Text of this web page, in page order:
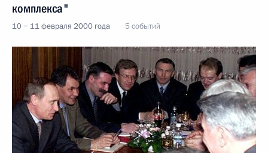
комплекса"
10 − 11 февраля 2000 года 5 событий